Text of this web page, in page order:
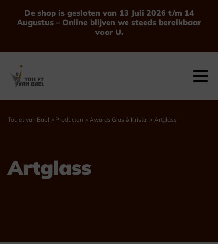
De shop is gesloten van 13 Juli 2026 t/m 14
Augustus – Online blijven we steeds bereikbaar
voor U.
Toulet van Bael > Producten > Awards Glas & Kristal > Artglass
Artglass